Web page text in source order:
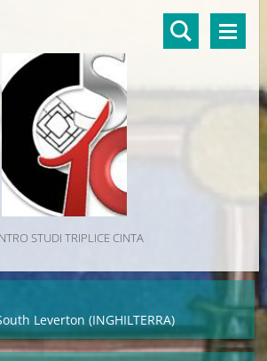
STUDI TRIPLICE CINTA
Leverton (INGHILTERRA)